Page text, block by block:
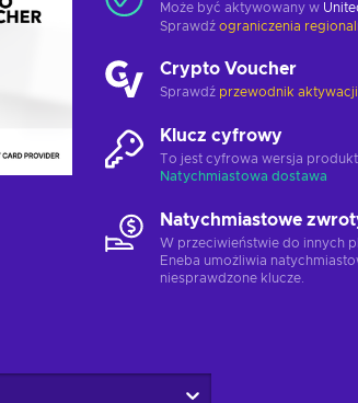
Może być aktywowany w
Sprawdź ograniczenia
Crypto Voucher
Sprawdź przewodnik aktywacji
Klucz cyfrowy
To jest cyfrowa wersja
Natychmiastowa dostawa
Natychmiastowe
W przeciwieństwie do innych
Eneba umożliwia
niesprawdzone klucze.